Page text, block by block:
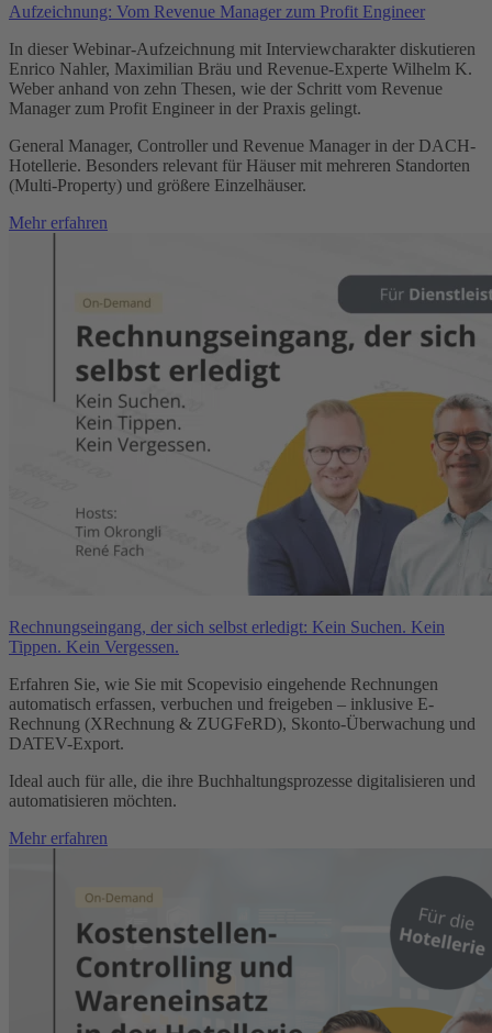
Aufzeichnung: Vom Revenue Manager zum Profit Engineer
In dieser Webinar-Aufzeichnung mit Interviewcharakter diskutieren
Enrico Nahler, Maximilian Bräu und Revenue-Experte Wilhelm K.
Weber anhand von zehn Thesen, wie der Schritt vom Revenue
Manager zum Profit Engineer in der Praxis gelingt.
General Manager, Controller und Revenue Manager in der DACH-
Hotellerie. Besonders relevant für Häuser mit mehreren Standorten
(Multi-Property) und größere Einzelhäuser.
Mehr erfahren
Rechnungseingang, der sich selbst erledigt: Kein Suchen. Kein
Tippen. Kein Vergessen.
Erfahren Sie, wie Sie mit Scopevisio eingehende Rechnungen
automatisch erfassen, verbuchen und freigeben – inklusive E-
Rechnung (XRechnung & ZUGFeRD), Skonto-Überwachung und
DATEV-Export.
Ideal auch für alle, die ihre Buchhaltungsprozesse digitalisieren und
automatisieren möchten.
Mehr erfahren